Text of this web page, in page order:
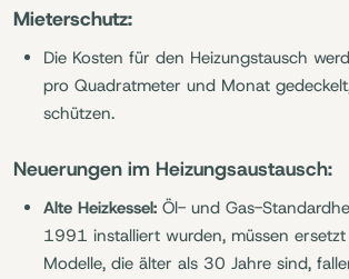
Mieterschutz:
Die Kosten für den Heizungstausch
pro Quadratmeter und Monat
schützen.
Neuerungen im Heizungsaustausch:
Alte Heizkessel: Öl- und Gas-
1991 installiert wurden, müssen ersetzt
Modelle, die älter als 30 Jahre sind,